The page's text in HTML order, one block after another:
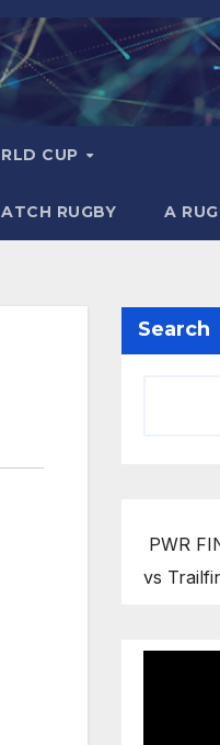
CUP
RUGBY A
Search
PWR
vs